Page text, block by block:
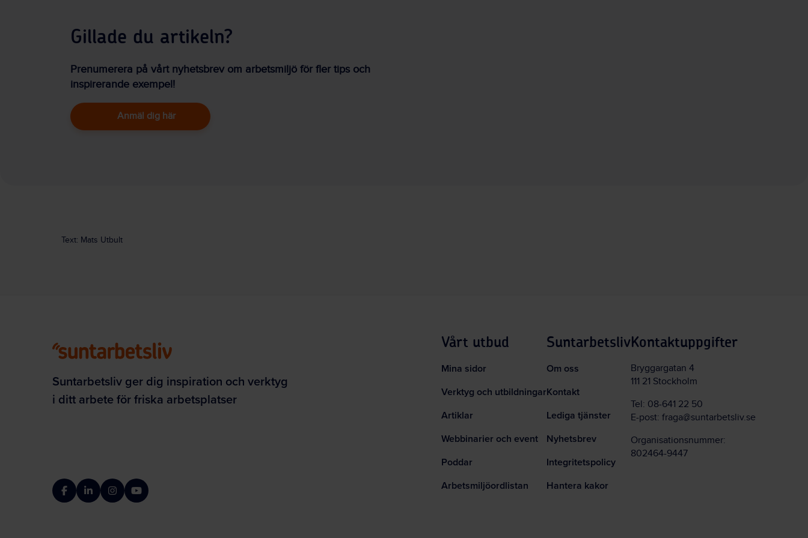
Gillade du artikeln?
Prenumerera på vårt nyhetsbrev om arbetsmiljö för fler tips och
inspirerande exempel!
Anmäl dig här
Text: Mats Utbult
Suntarbetsliv ger dig inspiration och verktyg
i ditt arbete för friska arbetsplatser
FacebookLinkedInInstagramYouTube
Vårt utbud
Mina sidor
Verktyg och utbildningar
Artiklar
Webbinarier och event
Poddar
Arbetsmiljöordlistan
Suntarbetsliv
Om oss
Kontakt
Lediga tjänster
Nyhetsbrev
Integritetspolicy
Hantera kakor
Kontaktuppgifter
Bryggargatan 4
111 21 Stockholm
Tel: 08-641 22 50
E-post: fraga@suntarbetsliv.se
Organisationsnummer:
802464-9447